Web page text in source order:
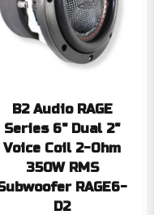
B2 Audio RAGE
Series 6" Dual 2"
Voice Coil 2-Ohm
350W RMS
RAGE6-
D2